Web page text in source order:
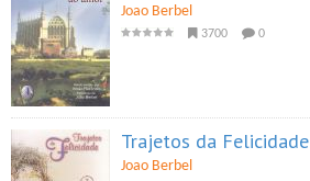
Joao Berbel
3700 0
Trajetos da Felicidade
Joao Berbel